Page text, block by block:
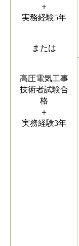
＋
実務経験5年
または
高圧電気工事
技術者試験合
格
＋
実務経験3年